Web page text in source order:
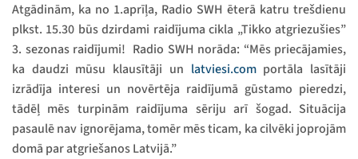
Atgādinām, ka no 1.aprīļa, Radio SWH ēterā katru trešdienu
plkst. 15.30 būs dzirdami raidījuma cikla „Tikko atgriezušies”
3. sezonas raidījumi! Radio SWH norāda: “Mēs priecājamies,
ka daudzi mūsu klausītāji un latviesi.comportāla lasītāji
izrādīja interesi un novērtēja raidījumā gūstamo pieredzi,
tādēļ mēs turpinām raidījuma sēriju arī šogad. Situācija
pasaulē nav ignorējama, tomēr mēs ticam, ka cilvēki joprojām
domā par atgriešanos Latvijā.”